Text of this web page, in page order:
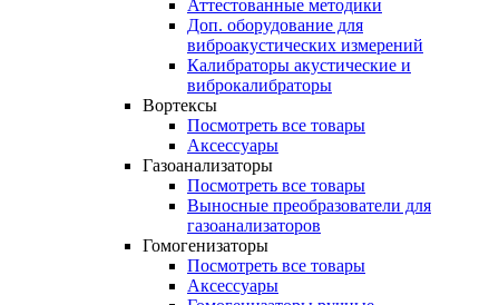
Аттестованные методики
Доп. оборудование для
виброакустических измерений
Калибраторы акустические и
виброкалибраторы
Вортексы
Посмотреть все товары
Аксессуары
Газоанализаторы
Посмотреть все товары
Выносные преобразователи для
газоанализаторов
Гомогенизаторы
Посмотреть все товары
Аксессуары